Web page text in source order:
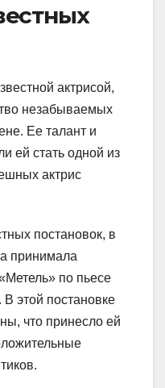
актрисой,
незабываемых
Ее талант и
ей стать одной из
актрис
постановок, в
принимала
по пьесе
этой постановке
что принесло ей